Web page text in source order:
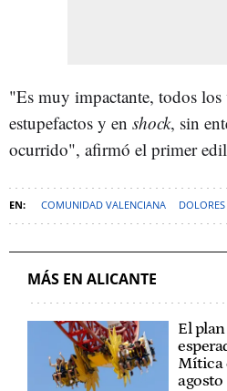
"Es muy impactante, todos los
estupefactos y en shock, sin
ocurrido", afirmó el primer
COMUNIDAD VALENCIANA
MÁS EN ALICANTE
El
Mítica
agosto